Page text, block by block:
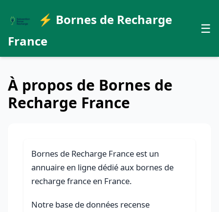
⚡ Bornes de Recharge
France
☰
À propos de Bornes de
Recharge France
Bornes de Recharge France est un
annuaire en ligne dédié aux bornes de
recharge france en France.
Notre base de données recense